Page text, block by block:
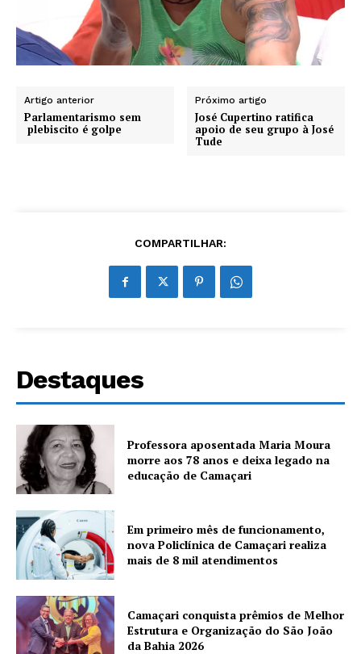
Artigo anterior
Parlamentarismo sem
plebiscito é golpe
Próximo artigo
José Cupertino ratifica
apoio de seu grupo à José
Tude
COMPARTILHAR:
Destaques
Professora aposentada Maria Moura
morre aos 78 anos e deixa legado na
educação de Camaçari
Em primeiro mês de funcionamento,
nova Policlínica de Camaçari realiza
mais de 8 mil atendimentos
Camaçari conquista prêmios de Melhor
Estrutura e Organização do São João
da Bahia 2026